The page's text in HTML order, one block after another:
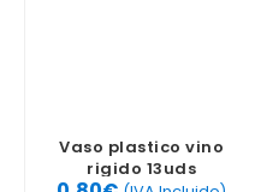
Vaso plastico vino
rigido 13uds